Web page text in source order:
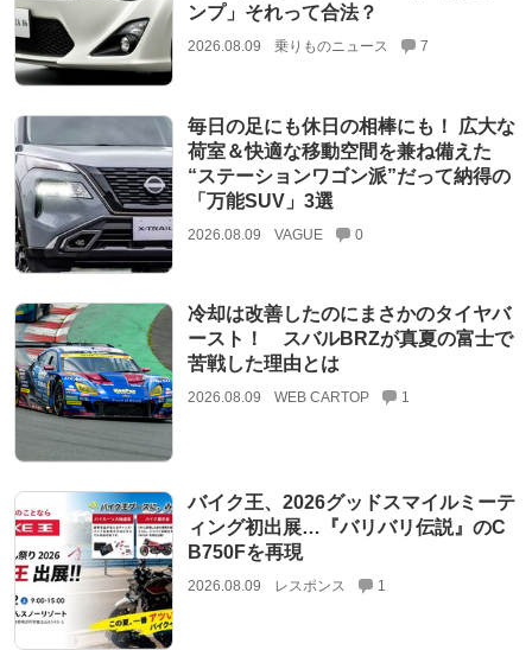
ンプ」それって合法？
2026.08.09 乗りものニュース 7
毎日の足にも休日の相棒にも！ 広大な
荷室＆快適な移動空間を兼ね備えた
“ステーションワゴン派”だって納得の
「万能SUV」3選
2026.08.09 VAGUE 0
冷却は改善したのにまさかのタイヤバ
ースト！ スバルBRZが真夏の富士で
苦戦した理由とは
2026.08.09 WEB CARTOP 1
バイク王、2026グッドスマイルミーテ
ィング初出展…『バリバリ伝説』のC
B750Fを再現
2026.08.09 レスポンス 1